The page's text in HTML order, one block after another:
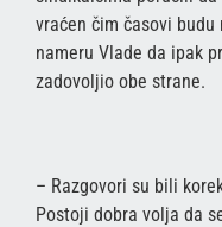
vraćen čim časovi
nameru Vlade da ipak
zadovoljio obe strane.
– Razgovori su bili
Postoji dobra volja da